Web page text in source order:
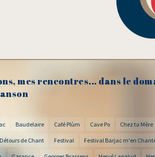
mes rencontres... dans le
Baudelaire Café Plùm Cave Po Chez ta Mère
Détours de Chant Festival Festival Barjac m'en